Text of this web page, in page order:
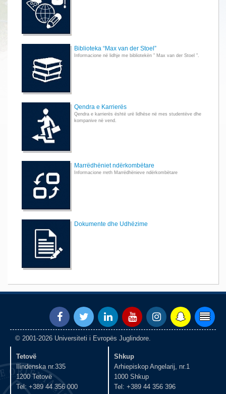
Biblioteka “Max van der Stoel”
Informacione në lidhje me bibliotekën " Max van der Stoel ".
Qendra e Karrierës
Qendra e karrierës është urë lidhëse në mes studentëve dhe
kompanive në vend.
Marrëdhëniet ndërkombëtare
Informacione rreth Marrëdhënieve ndërkombëtare
Dokumente dhe Udhëzime
© 2001-2026 Universiteti i Evropës Juglindore.
Tetovë
Ilindenska nr.335
1200 Tetovë
Tel: +389 44 356 000
Shkup
Arhiepiskop Angelarij, nr.1
1000 Shkup
Tel: +389 44 356 396